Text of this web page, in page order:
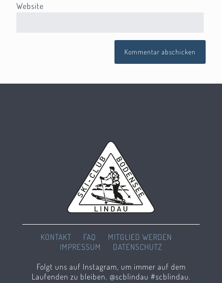
Website
KONTAKT FAQ
MITGLIED WERDEN
IMPRESSUM
DATENSCHUTZ
Folgt uns auf Instagram, um immer auf dem
Laufenden zu bleiben. @scblindau #scblindau.